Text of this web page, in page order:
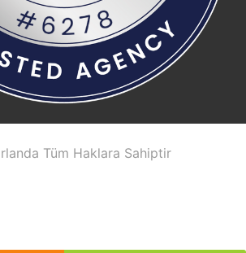
Tüm Haklara Sahiptir